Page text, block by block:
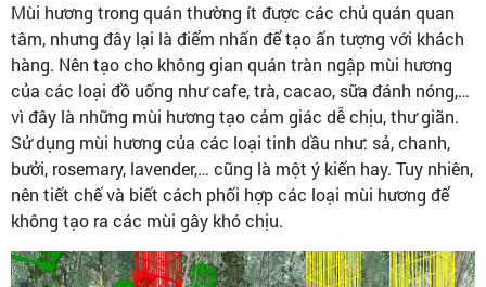
Mùi hương trong quán thường ít được các chủ quán quan
tâm, nhưng đây lại là điểm nhấn để tạo ấn tượng với khách
hàng. Nên tạo cho không gian quán tràn ngập mùi hương
của các loại đồ uống như cafe, trà, cacao, sữa đánh nóng,…
vì đây là những mùi hương tạo cảm giác dễ chịu, thư giãn.
Sử dụng mùi hương của các loại tinh dầu như: sả, chanh,
bưởi, rosemary, lavender,… cũng là một ý kiến hay. Tuy nhiên,
nên tiết chế và biết cách phối hợp các loại mùi hương để
không tạo ra các mùi gây khó chịu.